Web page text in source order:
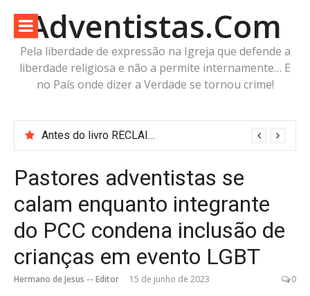
para
conteúdo
Adventistas.Com
Pela liberdade de expressão na Igreja que defende a
liberdade religiosa e não a permite internamente… E
no País onde dizer a Verdade se tornou crime!
Antes do livro RECLAIMING THE PROPHET: O Adventistas.Com já estava fazendo as mesmas perguntas
Pastores adventistas se
calam enquanto integrante
do PCC condena inclusão de
crianças em evento LGBT
Hermano de Jesus -- Editor 15 de junho de 2023 0